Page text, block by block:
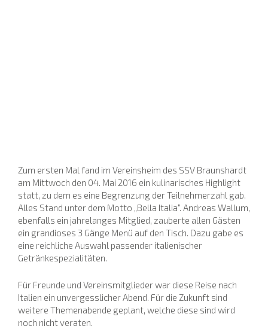
Zum ersten Mal fand im Vereinsheim des SSV Braunshardt
am Mittwoch den 04. Mai 2016 ein kulinarisches Highlight
statt, zu dem es eine Begrenzung der Teilnehmerzahl gab.
Alles Stand unter dem Motto „Bella Italia“. Andreas Wallum,
ebenfalls ein jahrelanges Mitglied, zauberte allen Gästen
ein grandioses 3 Gänge Menü auf den Tisch. Dazu gabe es
eine reichliche Auswahl passender italienischer
Getränkespezialitäten.
Für Freunde und Vereinsmitglieder war diese Reise nach
Italien ein unvergesslicher Abend. Für die Zukunft sind
weitere Themenabende geplant, welche diese sind wird
noch nicht veraten.